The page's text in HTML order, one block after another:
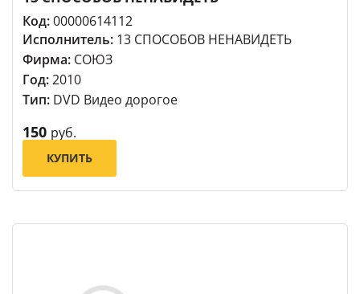
Код:00000614112
Исполнитель: 13 СПОСОБОВ НЕНАВИДЕТЬ
Фирма: СОЮЗ
Год:2010
Тип: DVD Видео дорогое
150 руб.
КУПИТЬ